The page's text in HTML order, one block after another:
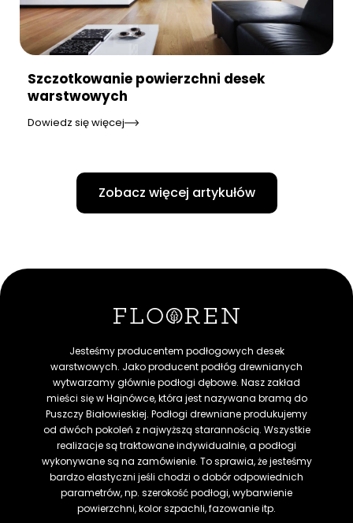
Szczotkowanie powierzchni desek
warstwowych
Dowiedz się więcej
Zobacz więcej artykułów
Jesteśmy producentem podłogowych desek
warstwowych. Jako producent podłóg drewnianych
wytwarzamy głównie podłogi dębowe. Nasz zakład
mieści się w Hajnówce, która jest nazywana bramą do
Puszczy Białowieskiej. Podłogi drewniane produkujemy
od dwóch pokoleń z najwyższą starannością. Wszystkie
realizacje są traktowane indywidualnie, a podłogi
wykonywane są na zamówienie. To sprawia, że jesteśmy
bardzo elastyczni jeśli chodzi o dobór odpowiednich
parametrów, np. szerokość podłogi, wybarwienie
powierzchni, kolor szpachli, fazowanie itp.